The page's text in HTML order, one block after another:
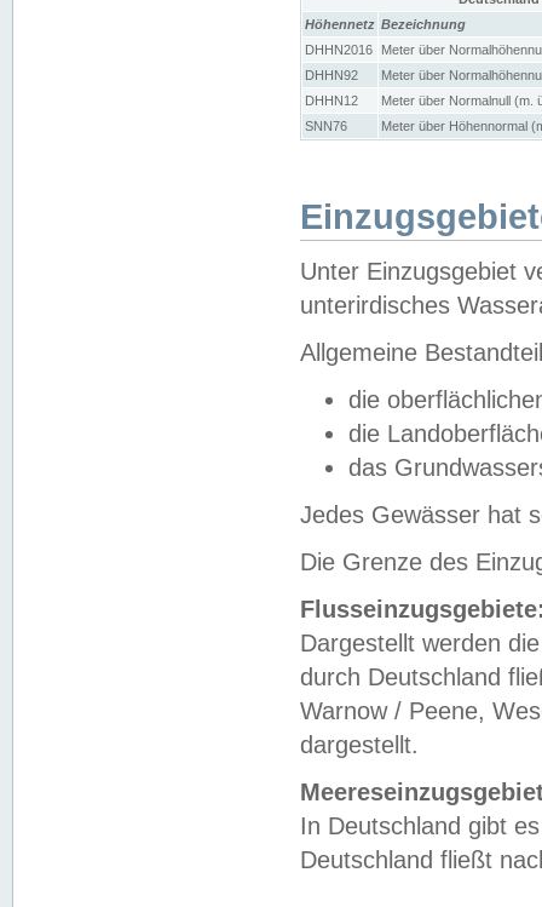
Höhennetz Bezeichnung
DHHN2016
Meter über
DHHN92
Meter über
DHHN12
Meter über Normalnull (m.
SNN76
Meter über Höhennormal
Unter Einzugsgebiet
unterirdisches
Allgemeine
die
die
das
Jedes Gewässer hat
Die Grenze des
Dargestellt werden
durch Deutschland
Warnow / Peene,
dargestellt.
In Deutschland gibt
Deutschland fließt